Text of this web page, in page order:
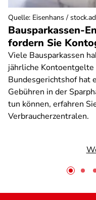
Bausparkassen-
fordern Sie
Viele Bausparkassen
jährliche
Bundesgerichtshof hat
Gebühren in der
tun können, erfahren
Verbraucherzentralen.
Quelle: Eisenhans /